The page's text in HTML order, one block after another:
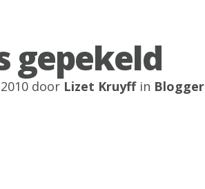
gepekeld
door Lizet Kruyffin Blogger